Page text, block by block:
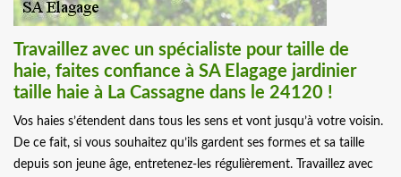
Travaillez avec un spécialiste pour taille de
haie, faites confiance à SA Elagage jardinier
taille haie à La Cassagne dans le 24120 !
Vos haies s’étendent dans tous les sens et vont jusqu’à votre voisin.
De ce fait, si vous souhaitez qu’ils gardent ses formes et sa taille
depuis son jeune âge, entretenez-les régulièrement. Travaillez avec